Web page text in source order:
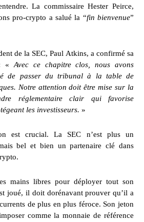
La commissaire Hester Peirce,
pro-crypto a salué la “fin bienvenue”
de la SEC, Paul Atkins, a confirmé sa
: «Avec ce chapitre clos, nous avons
de passer du tribunal à la table de
Notre attention doit être mise sur la
réglementaire clair qui favorise
les investisseurs. »
est crucial. La SEC n’est plus un
bel et bien un partenaire clé dans
mains libres pour déployer tout son
joué, il doit dorénavant prouver qu’il a
de plus en plus féroce. Son jeton
comme la monnaie de référence